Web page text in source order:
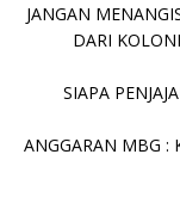
JANGAN
DARI
SIAPA
ANGGARAN MBG :